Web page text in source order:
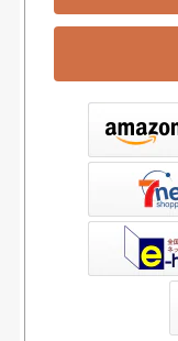
書店ウェブストア